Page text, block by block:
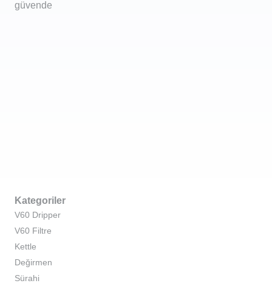
güvende
Kategoriler
V60 Dripper
V60 Filtre
Kettle
Değirmen
Sürahi